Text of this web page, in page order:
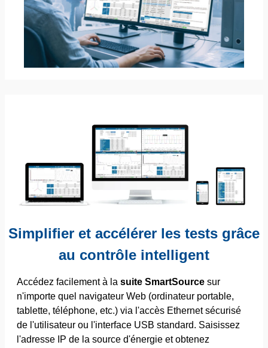
Simplifier et accélérer les tests grâce
au contrôle intelligent
Accédez facilement à la suite SmartSource sur
n'importe quel navigateur Web (ordinateur portable,
tablette, téléphone, etc.) via l'accès Ethernet sécurisé
de l'utilisateur ou l'interface USB standard. Saisissez
l'adresse IP de la source d'énergie et obtenez